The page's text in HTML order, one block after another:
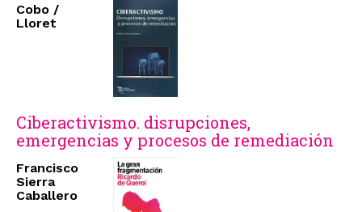
Cobo /
Lloret
Ciberactivismo. disrupciones,
emergencias y procesos de remediación
Francisco
Sierra
Caballero